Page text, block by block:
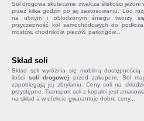
Sól drogowa skutecznie zwalcza śliskości jezdni
przez kilka godzin po jej zastosowaniu. Lód
na ubitym i oblodzonym śniegu tworzy
przyczepność kół samochodowych do
mostów, chodników, placów, parkingów...
Skład soli
Skład soliwyróżnia się mobilną dostępnością
ilości soli drogowej przed zakupem. Sól
zapobiegają jej zbrylaniu. Ceny soli na
przystępne. Transport soli z kopalni jest
na skład a w efekcie gwarantuje dobre ceny...